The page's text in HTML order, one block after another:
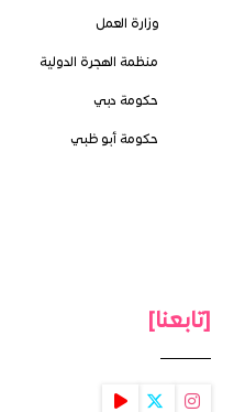
وزارة العمل
منظمة الهجرة الدولية
حكومة دبي
حكومة أبو ظبي
[تابعنا]